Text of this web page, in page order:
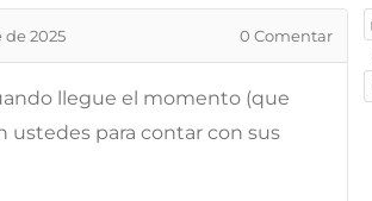
2025 0 Comentar
llegue el momento (que
ustedes para contar con sus